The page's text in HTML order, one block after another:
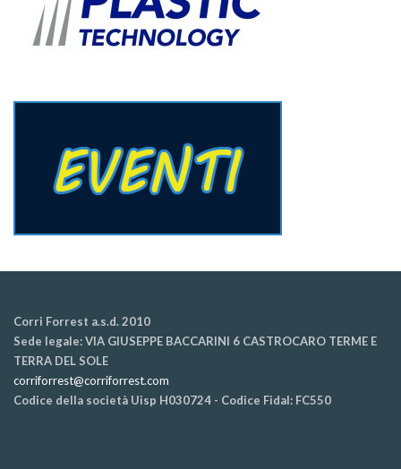
Corri Forrest a.s.d. 2010
Sede legale: VIA GIUSEPPE BACCARINI 6 CASTROCARO TERME E
TERRA DEL SOLE
corriforrest@corriforrest.com
Codice della società Uisp H030724 - Codice Fidal: FC550